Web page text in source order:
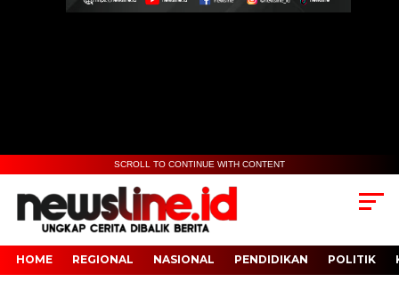
SCROLL TO CONTINUE WITH CONTENT
HOME REGIONAL NASIONAL PENDIDIKAN POLITIK